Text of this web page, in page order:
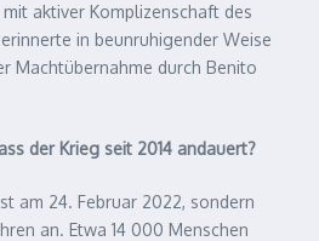
aktiver Komplizenschaft des
in beunruhigender Weise
Machtübernahme durch Benito
der Krieg seit 2014 andauert?
am 24. Februar 2022, sondern
an. Etwa 14 000 Menschen